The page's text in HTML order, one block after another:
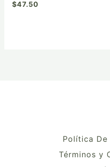
$47.50
Política De
Términos y